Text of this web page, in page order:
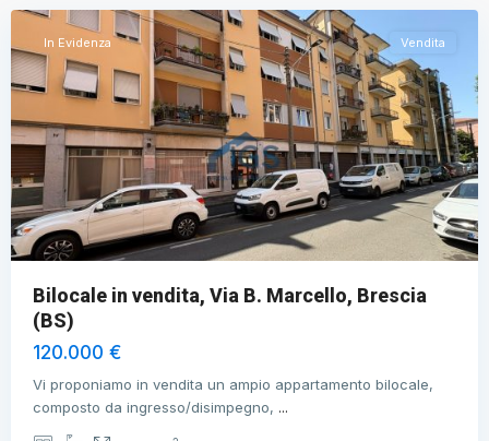
In Evidenza Vendita
Bilocale in vendita, Via B. Marcello, Brescia
(BS)
120.000 €
Vi proponiamo in vendita un ampio appartamento bilocale,
composto da ingresso/disimpegno, ...